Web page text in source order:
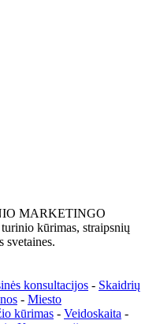
MARKETINGO
kūrimas, straipsnių
svetaines.
konsultacijos - Skaidrių
- Miesto
kūrimas - Veidoskaita -